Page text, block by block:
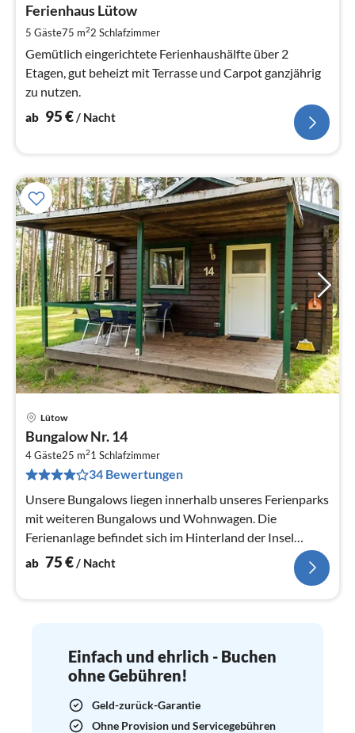
Ferienhaus Lütow
5 Gäste75 m22 Schlafzimmer
Gemütlich eingerichtete Ferienhaushälfte über 2
Etagen, gut beheizt mit Terrasse und Carpot ganzjährig
zu nutzen.
ab 95€/ Nacht
Lütow
Bungalow Nr. 14
4 Gäste25 m21 Schlafzimmer
34 Bewertungen
Unsere Bungalows liegen innerhalb unseres Ferienparks
mit weiteren Bungalows und Wohnwagen. Die
Ferienanlage befindet sich im Hinterland der Insel
Usedom.
ab 75€/ Nacht
Einfach und ehrlich - Buchen
ohne Gebühren!
Geld-zurück-Garantie
Ohne Provision und Servicegebühren